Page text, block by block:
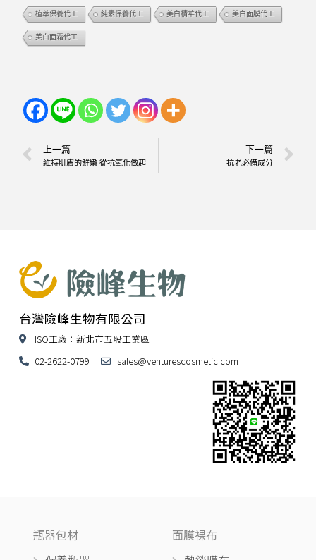
植萃保養代工 純素保養代工 美白精華代工 美白面膜代工
美白面霜代工
上一篇
維持肌膚的鮮嫩 從抗氧化做起
下一篇
抗老必備成分
台灣險峰生物有限公司
ISO工廠：新北市五股工業區
02-2622-0799
sales@venturescosmetic.com
瓶器包材
面膜裸布